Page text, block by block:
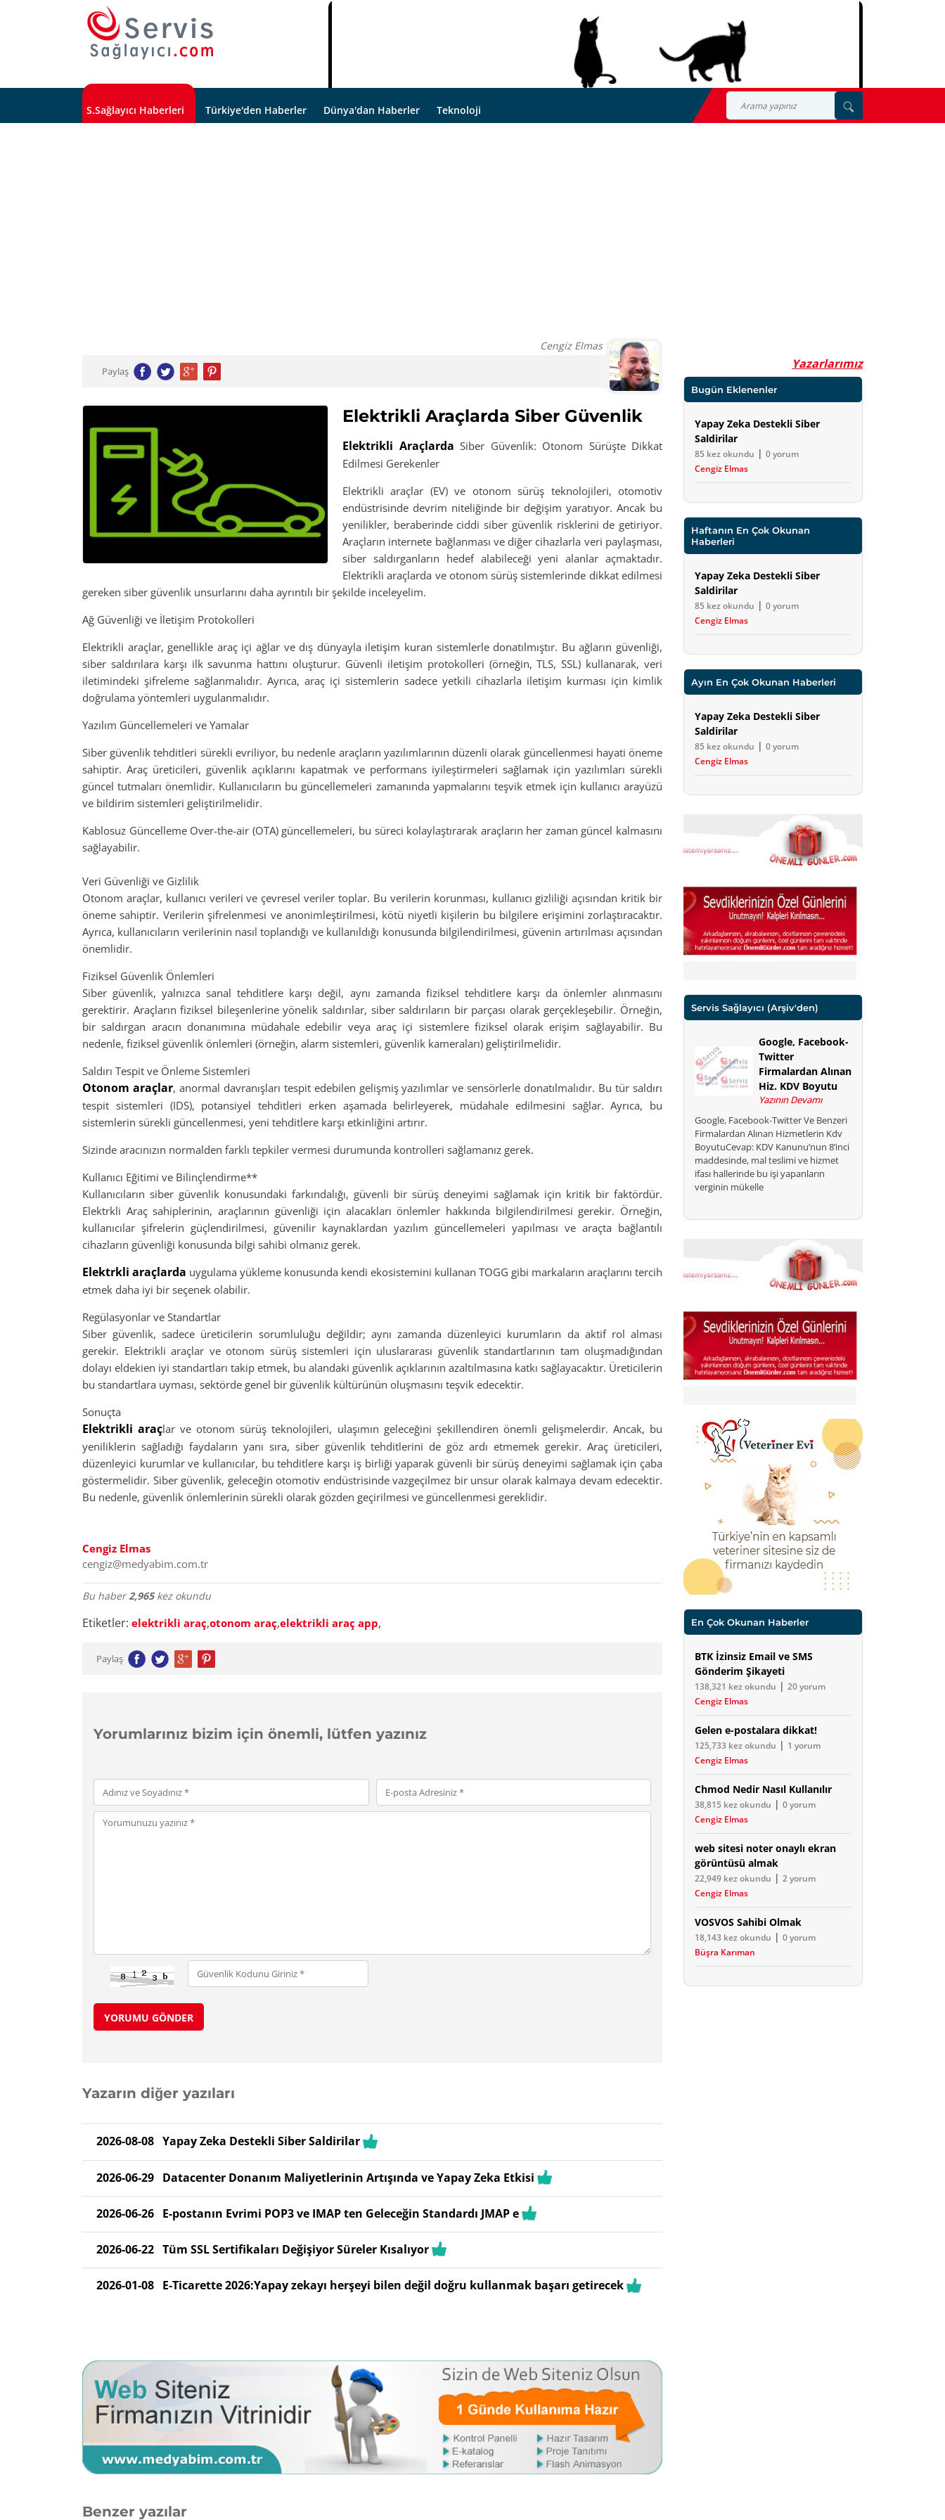
S.Sağlayıcı Haberleri Türkiye'den Haberler Dünya'dan Haberler Teknoloji
Cengiz Elmas
Paylaş
Elektrikli Araçlarda Siber Güvenlik
Elektrikli Araçlarda Siber Güvenlik: Otonom Sürüşte Dikkat
Edilmesi Gerekenler
Elektrikli araçlar (EV) ve otonom sürüş teknolojileri, otomotiv
endüstrisinde devrim niteliğinde bir değişim yaratıyor. Ancak bu
yenilikler, beraberinde ciddi siber güvenlik risklerini de getiriyor.
Araçların internete bağlanması ve diğer cihazlarla veri paylaşması,
siber saldırganların hedef alabileceği yeni alanlar açmaktadır.
Elektrikli araçlarda ve otonom sürüş sistemlerinde dikkat edilmesi
gereken siber güvenlik unsurlarını daha ayrıntılı bir şekilde inceleyelim.
Ağ Güvenliği ve İletişim Protokolleri
Elektrikli araçlar, genellikle araç içi ağlar ve dış dünyayla iletişim kuran sistemlerle donatılmıştır. Bu ağların güvenliği,
siber saldırılara karşı ilk savunma hattını oluşturur. Güvenli iletişim protokolleri (örneğin, TLS, SSL) kullanarak, veri
iletimindeki şifreleme sağlanmalıdır. Ayrıca, araç içi sistemlerin sadece yetkili cihazlarla iletişim kurması için kimlik
doğrulama yöntemleri uygulanmalıdır.
Yazılım Güncellemeleri ve Yamalar
Siber güvenlik tehditleri sürekli evriliyor, bu nedenle araçların yazılımlarının düzenli olarak güncellenmesi hayati öneme
sahiptir. Araç üreticileri, güvenlik açıklarını kapatmak ve performans iyileştirmeleri sağlamak için yazılımları sürekli
güncel tutmaları önemlidir. Kullanıcıların bu güncellemeleri zamanında yapmalarını teşvik etmek için kullanıcı arayüzü
ve bildirim sistemleri geliştirilmelidir.
Kablosuz Güncelleme Over-the-air (OTA) güncellemeleri, bu süreci kolaylaştırarak araçların her zaman güncel kalmasını
sağlayabilir.
Veri Güvenliği ve Gizlilik
Otonom araçlar, kullanıcı verileri ve çevresel veriler toplar. Bu verilerin korunması, kullanıcı gizliliği açısından kritik bir
öneme sahiptir. Verilerin şifrelenmesi ve anonimleştirilmesi, kötü niyetli kişilerin bu bilgilere erişimini zorlaştıracaktır.
Ayrıca, kullanıcıların verilerinin nasıl toplandığı ve kullanıldığı konusunda bilgilendirilmesi, güvenin artırılması açısından
önemlidir.
Fiziksel Güvenlik Önlemleri
Siber güvenlik, yalnızca sanal tehditlere karşı değil, aynı zamanda fiziksel tehditlere karşı da önlemler alınmasını
gerektirir. Araçların fiziksel bileşenlerine yönelik saldırılar, siber saldırıların bir parçası olarak gerçekleşebilir. Örneğin,
bir saldırgan aracın donanımına müdahale edebilir veya araç içi sistemlere fiziksel olarak erişim sağlayabilir. Bu
nedenle, fiziksel güvenlik önlemleri (örneğin, alarm sistemleri, güvenlik kameraları) geliştirilmelidir.
Saldırı Tespit ve Önleme Sistemleri
Otonom araçlar, anormal davranışları tespit edebilen gelişmiş yazılımlar ve sensörlerle donatılmalıdır. Bu tür saldırı
tespit sistemleri (IDS), potansiyel tehditleri erken aşamada belirleyerek, müdahale edilmesini sağlar. Ayrıca, bu
sistemlerin sürekli güncellenmesi, yeni tehditlere karşı etkinliğini artırır.
Sizinde aracınızın normalden farklı tepkiler vermesi durumunda kontrolleri sağlamanız gerek.
Kullanıcı Eğitimi ve Bilinçlendirme**
Kullanıcıların siber güvenlik konusundaki farkındalığı, güvenli bir sürüş deneyimi sağlamak için kritik bir faktördür.
Elektrkli Araç sahiplerinin, araçlarının güvenliği için alacakları önlemler hakkında bilgilendirilmesi gerekir. Örneğin,
kullanıcılar şifrelerin güçlendirilmesi, güvenilir kaynaklardan yazılım güncellemeleri yapılması ve araçta bağlantılı
cihazların güvenliği konusunda bilgi sahibi olmanız gerek.
Elektrkli araçlarda uygulama yükleme konusunda kendi ekosistemini kullanan TOGG gibi markaların araçlarını tercih
etmek daha iyi bir seçenek olabilir.
Regülasyonlar ve Standartlar
Siber güvenlik, sadece üreticilerin sorumluluğu değildir; aynı zamanda düzenleyici kurumların da aktif rol alması
gerekir. Elektrikli araçlar ve otonom sürüş sistemleri için uluslararası güvenlik standartlarının tam oluşmadığından
dolayı eldekien iyi standartları takip etmek, bu alandaki güvenlik açıklarının azaltılmasına katkı sağlayacaktır. Üreticilerin
bu standartlara uyması, sektörde genel bir güvenlik kültürünün oluşmasını teşvik edecektir.
Sonuçta
Elektrikli araçlar ve otonom sürüş teknolojileri, ulaşımın geleceğini şekillendiren önemli gelişmelerdir. Ancak, bu
yeniliklerin sağladığı faydaların yanı sıra, siber güvenlik tehditlerini de göz ardı etmemek gerekir. Araç üreticileri,
düzenleyici kurumlar ve kullanıcılar, bu tehditlere karşı iş birliği yaparak güvenli bir sürüş deneyimi sağlamak için çaba
göstermelidir. Siber güvenlik, geleceğin otomotiv endüstrisinde vazgeçilmez bir unsur olarak kalmaya devam edecektir.
Bu nedenle, güvenlik önlemlerinin sürekli olarak gözden geçirilmesi ve güncellenmesi gereklidir.
Cengiz Elmas
cengiz@medyabim.com.tr
Bu haber2,965kez okundu
Etiketler: elektrikli araç,otonom araç,elektrikli araç app,
Paylaş
Yorumlarınız bizim için önemli, lütfen yazınız
YORUMU GÖNDER
Yazarın diğer yazıları
2026-08-08 Yapay Zeka Destekli Siber Saldirilar
2026-06-29 Datacenter Donanım Maliyetlerinin Artışında ve Yapay Zeka Etkisi
2026-06-26 E-postanın Evrimi POP3 ve IMAP ten Geleceğin Standardı JMAP e
2026-06-22 Tüm SSL Sertifikaları Değişiyor Süreler Kısalıyor
2026-01-08 E-Ticarette 2026:Yapay zekayı herşeyi bilen değil doğru kullanmak başarı getirecek
Benzer yazılar
Yazarlarımız
Bugün Eklenenler
Yapay Zeka Destekli Siber
Saldirilar
85 kez okundu | 0 yorum
Cengiz Elmas
Haftanın En Çok Okunan
Haberleri
Yapay Zeka Destekli Siber
Saldirilar
85 kez okundu | 0 yorum
Cengiz Elmas
Ayın En Çok Okunan Haberleri
Yapay Zeka Destekli Siber
Saldirilar
85 kez okundu | 0 yorum
Cengiz Elmas
Servis Sağlayıcı (Arşiv'den)
Google, Facebook-
Twitter
Firmalardan Alınan
Hiz. KDV Boyutu
Yazının Devamı
Google, Facebook-Twitter Ve Benzeri
Firmalardan Alınan Hizmetlerin Kdv
BoyutuCevap: KDV Kanunu’nun 8’inci
maddesinde, mal teslimi ve hizmet
ifası hallerinde bu işi yapanların
verginin mükelle
En Çok Okunan Haberler
BTK İzinsiz Email ve SMS
Gönderim Şikayeti
138,321 kez okundu | 20 yorum
Cengiz Elmas
Gelen e-postalara dikkat!
125,733 kez okundu | 1 yorum
Cengiz Elmas
Chmod Nedir Nasıl Kullanılır
38,815 kez okundu | 0 yorum
Cengiz Elmas
web sitesi noter onaylı ekran
görüntüsü almak
22,949 kez okundu | 2 yorum
Cengiz Elmas
VOSVOS Sahibi Olmak
18,143 kez okundu | 0 yorum
Büşra Karıman